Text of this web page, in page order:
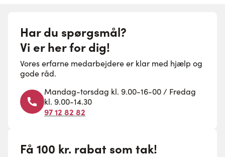
Har du spørgsmål?
Vi er her for dig!
Vores erfarne medarbejdere er klar med hjælp og
gode råd.
Mandag-torsdag kl. 9.00-16-00 / Fredag
kl. 9.00-14.30
97 12 82 82
Få 100 kr. rabat som tak!